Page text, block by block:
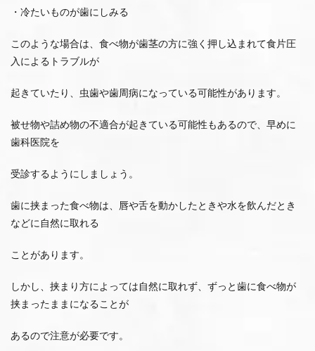
・冷たいものが歯にしみる
このような場合は、食べ物が歯茎の方に強く押し込まれて食片圧
入によるトラブルが
起きていたり、虫歯や歯周病になっている可能性があります。
被せ物や詰め物の不適合が起きている可能性もあるので、早めに
歯科医院を
受診するようにしましょう。
歯に挟まった食べ物は、唇や舌を動かしたときや水を飲んだとき
などに自然に取れる
ことがあります。
しかし、挟まり方によっては自然に取れず、ずっと歯に食べ物が
挟まったままになることが
あるので注意が必要です。